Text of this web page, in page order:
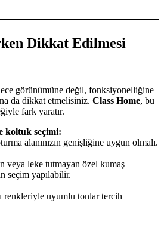
Dikkat Edilmesi
görünümüne değil, fonksiyonelliğine
da dikkat etmelisiniz. Class Home, bu
fark yaratır.
koltuk seçimi:
alanınızın genişliğine uygun olmalı.
veya leke tutmayan özel kumaş
seçim yapılabilir.
renkleriyle uyumlu tonlar tercih